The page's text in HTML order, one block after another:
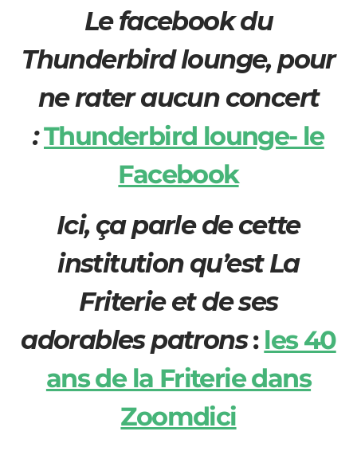
Le facebook du
Thunderbird lounge, pour
ne rater aucun concert
:Thunderbird lounge- le
Facebook
Ici, ça parle de cette
institution qu’est La
Friterie et de ses
adorables patrons: les 40
ans de la Friterie dans
Zoomdici